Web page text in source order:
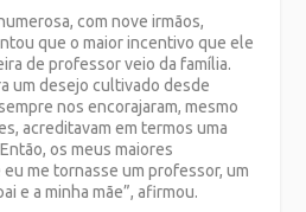
com nove irmãos,
que o maior incentivo que ele
de professor veio da família.
um desejo cultivado desde
nos encorajaram, mesmo
acreditavam em termos uma
os meus maiores
me tornasse um professor, um
e a minha mãe”, afirmou.